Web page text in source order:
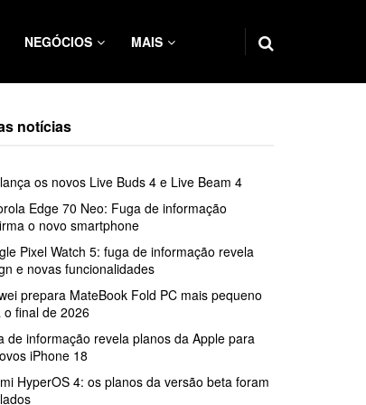
NEGÓCIOS MAIS
notícias
os novos Live Buds 4 e Live Beam 4
Edge 70 Neo: Fuga de informação
o novo smartphone
Pixel Watch 5: fuga de informação revela
e novas funcionalidades
prepara MateBook Fold PC mais pequeno
o final de 2026
de informação revela planos da Apple para
iPhone 18
HyperOS 4: os planos da versão beta foram